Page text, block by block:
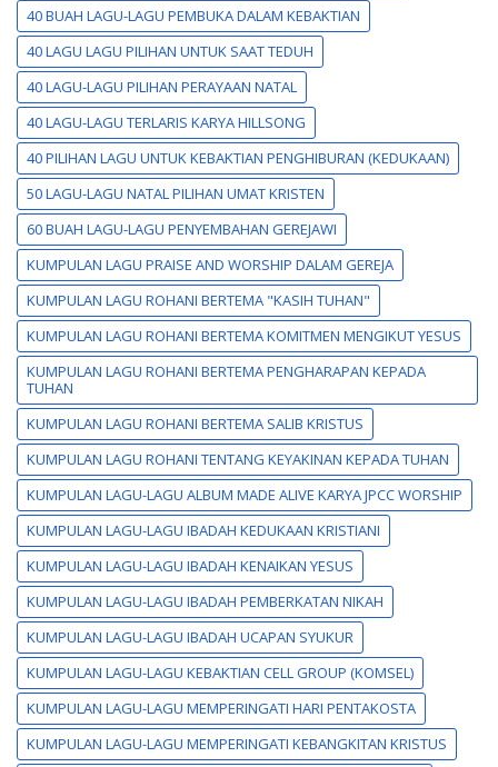
40 BUAH LAGU-LAGU PEMBUKA DALAM KEBAKTIAN
40 LAGU LAGU PILIHAN UNTUK SAAT TEDUH
40 LAGU-LAGU PILIHAN PERAYAAN NATAL
40 LAGU-LAGU TERLARIS KARYA HILLSONG
40 PILIHAN LAGU UNTUK KEBAKTIAN PENGHIBURAN (KEDUKAAN)
50 LAGU-LAGU NATAL PILIHAN UMAT KRISTEN
60 BUAH LAGU-LAGU PENYEMBAHAN GEREJAWI
KUMPULAN LAGU PRAISE AND WORSHIP DALAM GEREJA
KUMPULAN LAGU ROHANI BERTEMA "KASIH TUHAN"
KUMPULAN LAGU ROHANI BERTEMA KOMITMEN MENGIKUT YESUS
KUMPULAN LAGU ROHANI BERTEMA PENGHARAPAN KEPADA
TUHAN
KUMPULAN LAGU ROHANI BERTEMA SALIB KRISTUS
KUMPULAN LAGU ROHANI TENTANG KEYAKINAN KEPADA TUHAN
KUMPULAN LAGU-LAGU ALBUM MADE ALIVE KARYA JPCC WORSHIP
KUMPULAN LAGU-LAGU IBADAH KEDUKAAN KRISTIANI
KUMPULAN LAGU-LAGU IBADAH KENAIKAN YESUS
KUMPULAN LAGU-LAGU IBADAH PEMBERKATAN NIKAH
KUMPULAN LAGU-LAGU IBADAH UCAPAN SYUKUR
KUMPULAN LAGU-LAGU KEBAKTIAN CELL GROUP (KOMSEL)
KUMPULAN LAGU-LAGU MEMPERINGATI HARI PENTAKOSTA
KUMPULAN LAGU-LAGU MEMPERINGATI KEBANGKITAN KRISTUS